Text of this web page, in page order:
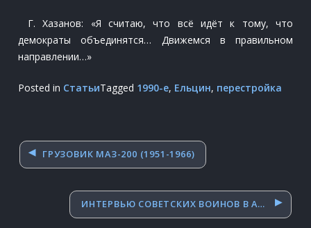
Г. Хазанов: «Я считаю, что всё идёт к тому, что
демократы объединятся… Движемся в правильном
направлении…»
Posted in СтатьиTagged 1990-е, Ельцин, перестройка
Навигация
по
ГРУЗОВИК МАЗ-200 (1951-1966)
ИНТЕРВЬЮ СОВЕТСКИХ ВОИНОВ В АФГАНИСТАНЕ. 1988 ГОД.